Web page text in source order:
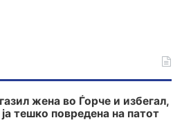
жена во Ѓорче и избегал,
ја тешко повредена на патот